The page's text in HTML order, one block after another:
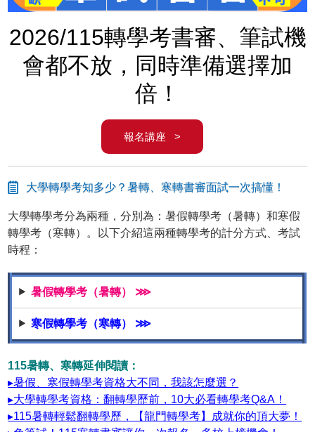
2026/115轉學考書審、筆試機
會都不放，同時準備選擇加
倍！
報名講座 >
大學轉學考知多少？暑轉、寒轉書審面試一次搞懂！
大學轉學考分為兩種，分別為：暑假轉學考（暑轉）和寒假
轉學考（寒轉）。以下介紹這兩種轉學考的計分方式、考試
時程：
暑假轉學考（暑轉） ⋙
寒假轉學考（寒轉） ⋙
115暑轉、寒轉延伸閱讀：
▸暑假、寒假轉學考資格大不同，我該怎麼選？
▸大學轉學考資格：翻轉學歷前，10大必看轉學考Q&A！
▸115暑轉輕鬆翻轉學歷，【龍門轉學考】成就你的頂大夢！